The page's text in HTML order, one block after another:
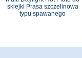
sklejki Prasa szczelinowa
typu spawanego